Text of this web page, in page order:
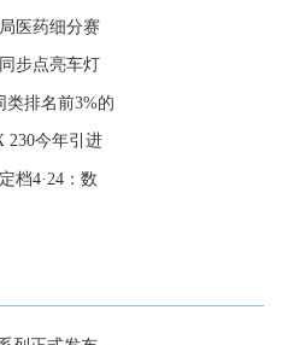
医药细分赛
步点亮车灯
类排名前3%的
230今年引进
档4·24：数